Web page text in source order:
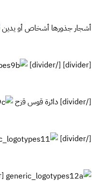
أشجار جذورها أشخاص أو يدين
[divider] [/divider]
[/divider] دائرة قوس قزح
[/divider]